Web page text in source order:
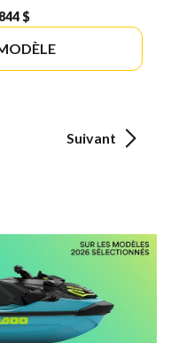
$
Suivant